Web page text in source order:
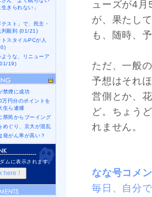
ューズが4
が、果たし
も、随時、
ただ、一般
予想はそれ
営側とか、
ど。ちょう
れません。
なな号コ
毎日、自分
きられない」
スト」で、民主・
判殺到 (01/21)
スタイルPCが人
うな、リニューア
19)
禁煙に成功
円分のポイントを
生ら逮捕
県民からブーイング
めぐり、京大が混乱
発がん率が高い？
ムに表示されます。